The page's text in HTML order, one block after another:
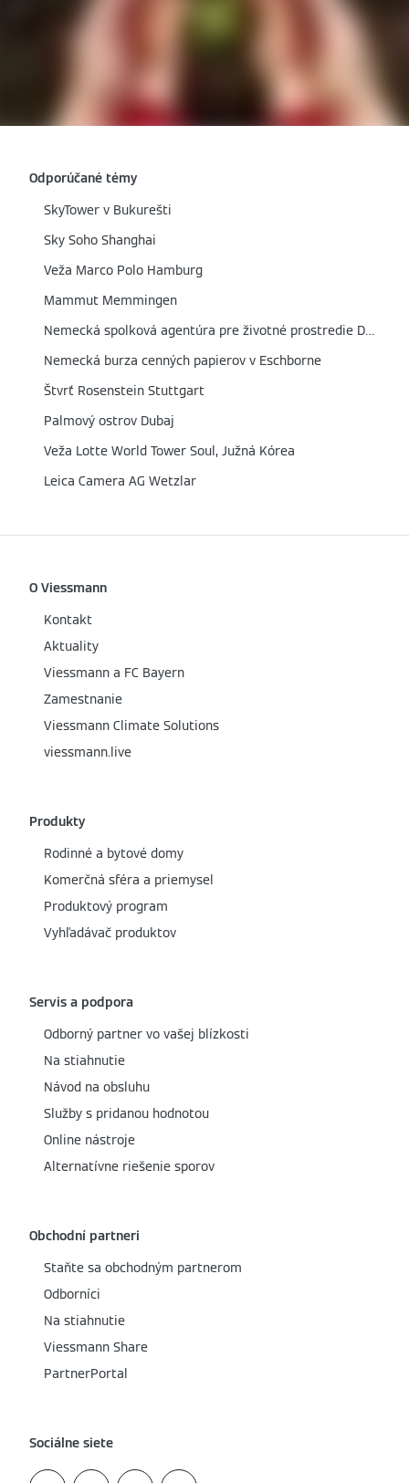
Odporúčané témy
SkyTower v Bukurešti
Sky Soho Shanghai
Veža Marco Polo Hamburg
Mammut Memmingen
Nemecká spolková agentúra pre životné prostredie Dessau
Nemecká burza cenných papierov v Eschborne
Štvrť Rosenstein Stuttgart
Palmový ostrov Dubaj
Veža Lotte World Tower Soul, Južná Kórea
Leica Camera AG Wetzlar
O Viessmann
Kontakt
Aktuality
Viessmann a FC Bayern
Zamestnanie
Viessmann Climate Solutions
viessmann.live
Produkty
Rodinné a bytové domy
Komerčná sféra a priemysel
Produktový program
Vyhľadávač produktov
Servis a podpora
Odborný partner vo vašej blízkosti
Na stiahnutie
Návod na obsluhu
Služby s pridanou hodnotou
Online nástroje
Alternatívne riešenie sporov
Obchodní partneri
Staňte sa obchodným partnerom
Odborníci
Na stiahnutie
Viessmann Share
PartnerPortal
Sociálne siete